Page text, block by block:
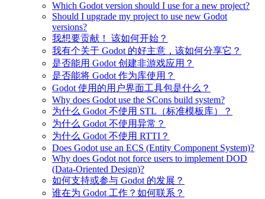
Which Godot version should I use for a new project?
Should I upgrade my project to use new Godot
versions?
我想要贡献！ 该如何开始？
我有个关于 Godot 的好主意，该如何分享它？
是否能用 Godot 创建非游戏应用？
是否能将 Godot 作为库使用？
Godot 使用的用户界面工具包是什么？
Why does Godot use the SCons build system?
为什么 Godot 不使用 STL（标准模板库）？
为什么 Godot 不使用异常？
为什么 Godot 不使用 RTTI？
Does Godot use an ECS (Entity Component System)?
Why does Godot not force users to implement DOD
(Data-Oriented Design)?
如何支持或参与 Godot 的发展？
谁在为 Godot 工作？如何联系？